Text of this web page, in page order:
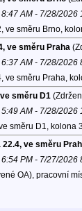
AM - 7/28/2026
ve směru Brno,
ve směru Praha
AM - 7/28/2026
ve směru Praha,
směru D1
AM - 7/28/2026
směru D1, kolona
22.4, ve směru
PM - 7/27/2026
OA), pracovní